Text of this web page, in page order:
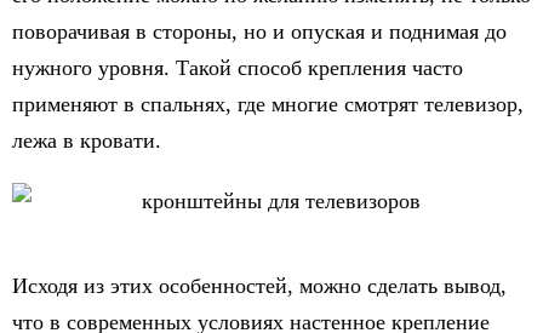
поворачивая в стороны, но и опуская и поднимая до
нужного уровня. Такой способ крепления часто
применяют в спальнях, где многие смотрят телевизор,
лежа в кровати.
Исходя из этих особенностей, можно сделать вывод,
что в современных условиях настенное крепление